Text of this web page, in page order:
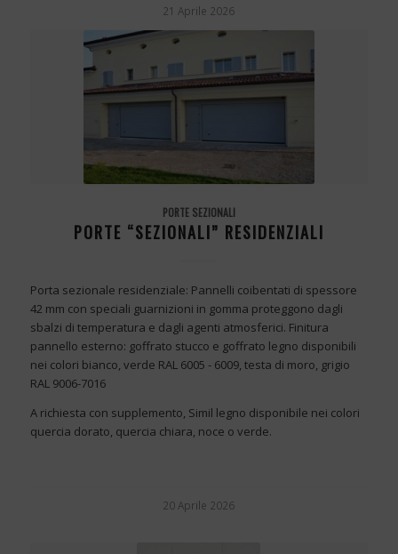
21 Aprile 2026
PORTE SEZIONALI
PORTE “SEZIONALI” RESIDENZIALI
Porta sezionale residenziale: Pannelli coibentati di spessore
42 mm con speciali guarnizioni in gomma proteggono dagli
sbalzi di temperatura e dagli agenti atmosferici. Finitura
pannello esterno: goffrato stucco e goffrato legno disponibili
nei colori bianco, verde RAL 6005 - 6009, testa di moro, grigio
RAL 9006-7016
A richiesta con supplemento, Simil legno disponibile nei colori
quercia dorato, quercia chiara, noce o verde.
20 Aprile 2026